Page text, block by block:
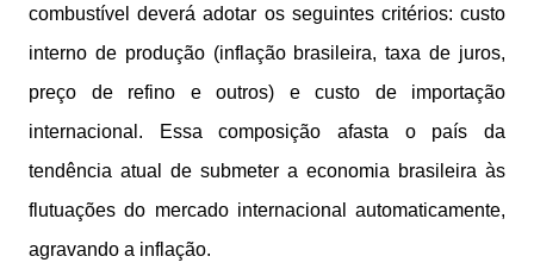
combustível deverá adotar os seguintes critérios: custo
interno de produção (inflação brasileira, taxa de juros,
preço de refino e outros) e custo de importação
internacional. Essa composição afasta o país da
tendência atual de submeter a economia brasileira às
flutuações do mercado internacional automaticamente,
agravando a inflação.